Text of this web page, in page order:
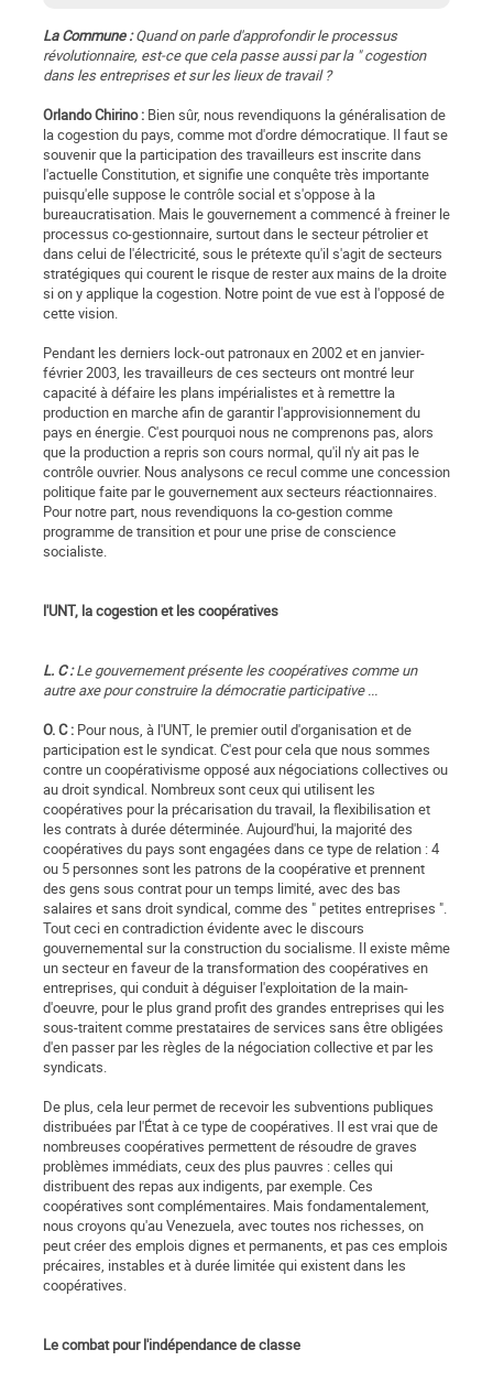
La Commune :Quand on parle d'approfondir le processus
révolutionnaire, est-ce que cela passe aussi par la " cogestion
dans les entreprises et sur les lieux de travail ?
Orlando Chirino : Bien sûr, nous revendiquons la généralisation de
la cogestion du pays, comme mot d'ordre démocratique. Il faut se
souvenir que la participation des travailleurs est inscrite dans
l'actuelle Constitution, et signifie une conquête très importante
puisqu'elle suppose le contrôle social et s'oppose à la
bureaucratisation. Mais le gouvernement a commencé à freiner le
processus co-gestionnaire, surtout dans le secteur pétrolier et
dans celui de l'électricité, sous le prétexte qu'il s'agit de secteurs
stratégiques qui courent le risque de rester aux mains de la droite
si on y applique la cogestion. Notre point de vue est à l'opposé de
cette vision.
Pendant les derniers lock-out patronaux en 2002 et en janvier-
février 2003, les travailleurs de ces secteurs ont montré leur
capacité à défaire les plans impérialistes et à remettre la
production en marche afin de garantir l'approvisionnement du
pays en énergie. C'est pourquoi nous ne comprenons pas, alors
que la production a repris son cours normal, qu'il n'y ait pas le
contrôle ouvrier. Nous analysons ce recul comme une concession
politique faite par le gouvernement aux secteurs réactionnaires.
Pour notre part, nous revendiquons la co-gestion comme
programme de transition et pour une prise de conscience
socialiste.
l'UNT, la cogestion et les coopératives
L. C :Le gouvernement présente les coopératives comme un
autre axe pour construire la démocratie participative ...
O. C : Pour nous, à l'UNT, le premier outil d'organisation et de
participation est le syndicat. C'est pour cela que nous sommes
contre un coopérativisme opposé aux négociations collectives ou
au droit syndical. Nombreux sont ceux qui utilisent les
coopératives pour la précarisation du travail, la flexibilisation et
les contrats à durée déterminée. Aujourd'hui, la majorité des
coopératives du pays sont engagées dans ce type de relation : 4
ou 5 personnes sont les patrons de la coopérative et prennent
des gens sous contrat pour un temps limité, avec des bas
salaires et sans droit syndical, comme des " petites entreprises ".
Tout ceci en contradiction évidente avec le discours
gouvernemental sur la construction du socialisme. Il existe même
un secteur en faveur de la transformation des coopératives en
entreprises, qui conduit à déguiser l'exploitation de la main-
d'oeuvre, pour le plus grand profit des grandes entreprises qui les
sous-traitent comme prestataires de services sans être obligées
d'en passer par les règles de la négociation collective et par les
syndicats.
De plus, cela leur permet de recevoir les subventions publiques
distribuées par l'État à ce type de coopératives. Il est vrai que de
nombreuses coopératives permettent de résoudre de graves
problèmes immédiats, ceux des plus pauvres : celles qui
distribuent des repas aux indigents, par exemple. Ces
coopératives sont complémentaires. Mais fondamentalement,
nous croyons qu'au Venezuela, avec toutes nos richesses, on
peut créer des emplois dignes et permanents, et pas ces emplois
précaires, instables et à durée limitée qui existent dans les
coopératives.
Le combat pour l'indépendance de classe